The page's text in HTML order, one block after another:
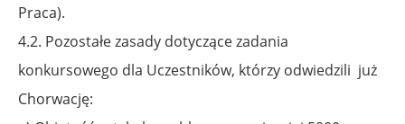
Praca).
4.2. Pozostałe zasady dotyczące zadania
konkursowego dla Uczestników, którzy odwiedzili już
Chorwację: